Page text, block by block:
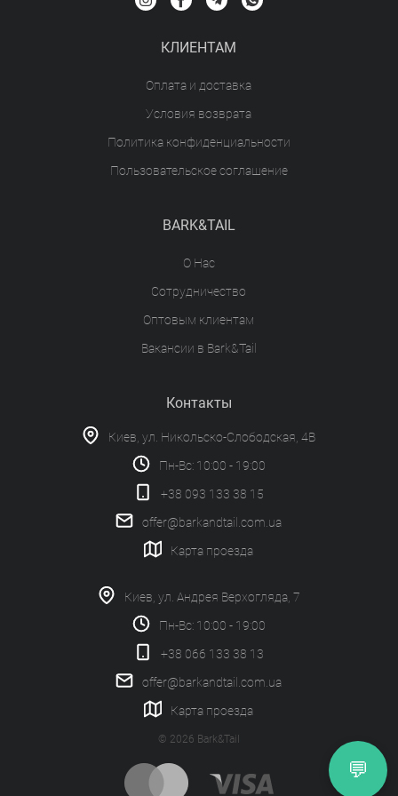
КЛИЕНТАМ
Оплата и доставка
Условия возврата
Политика конфиденциальности
Пользовательское соглашение
BARK&TAIL
О Нас
Сотрудничество
Оптовым клиентам
Вакансии в Bark&Tail
Контакты
Киев, ул. Никольско-Слободская, 4В
Пн-Вс: 10:00 - 19:00
+38 093 133 38 15
offer@barkandtail.com.ua
Карта проезда
Киев, ул. Андрея Верхогляда, 7
Пн-Вс: 10:00 - 19:00
+38 066 133 38 13
offer@barkandtail.com.ua
Карта проезда
© 2026 Bark&Tail
💬